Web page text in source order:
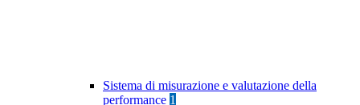
Sistema di misurazione e valutazione della
performance 1